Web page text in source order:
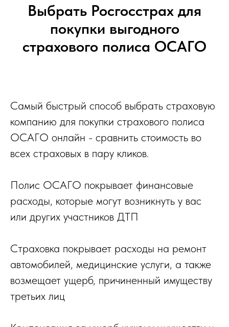
Выбрать Росгосстрах для
покупки выгодного
страхового полиса ОСАГО
Самый быстрый способ выбрать страховую
компанию для покупки страхового полиса
ОСАГО онлайн - сравнить стоимость во
всех страховых в пару кликов.
Полис ОСАГО покрывает финансовые
расходы, которые могут возникнуть у вас
или других участников ДТП
Страховка покрывает расходы на ремонт
автомобилей, медицинские услуги, а также
возмещает ущерб, причиненный имуществу
третьих лиц